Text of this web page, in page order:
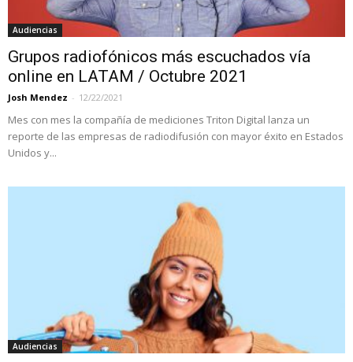
Audiencias
Grupos radiofónicos más escuchados vía
online en LATAM / Octubre 2021
Josh Mendez - 12/22/2021
Mes con mes la compañía de mediciones Triton Digital lanza un
reporte de las empresas de radiodifusión con mayor éxito en Estados
Unidos y...
Audiencias